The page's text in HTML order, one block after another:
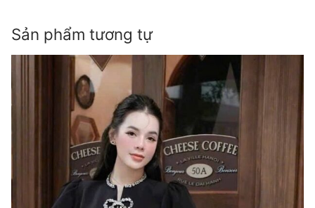
Sản phẩm tương tự